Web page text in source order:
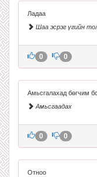
Ладаа
Шаа эсрэг үгийн
0 0
Амьсгалахад бөгчим
Амьсгаадах
0 0
Отноо